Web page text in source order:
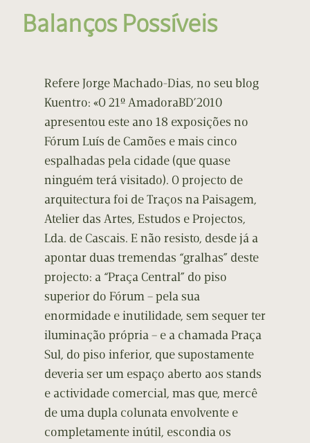
Balanços Possíveis
Refere Jorge Machado-Dias, no seu blog
Kuentro: «O 21º AmadoraBD’2010
apresentou este ano 18 exposições no
Fórum Luís de Camões e mais cinco
espalhadas pela cidade (que quase
ninguém terá visitado). O projecto de
arquitectura foi de Traços na Paisagem,
Atelier das Artes, Estudos e Projectos,
Lda. de Cascais. E não resisto, desde já a
apontar duas tremendas “gralhas” deste
projecto: a “Praça Central” do piso
superior do Fórum – pela sua
enormidade e inutilidade, sem sequer ter
iluminação própria – e a chamada Praça
Sul, do piso inferior, que supostamente
deveria ser um espaço aberto aos stands
e actividade comercial, mas que, mercê
de uma dupla colunata envolvente e
completamente inútil, escondia os